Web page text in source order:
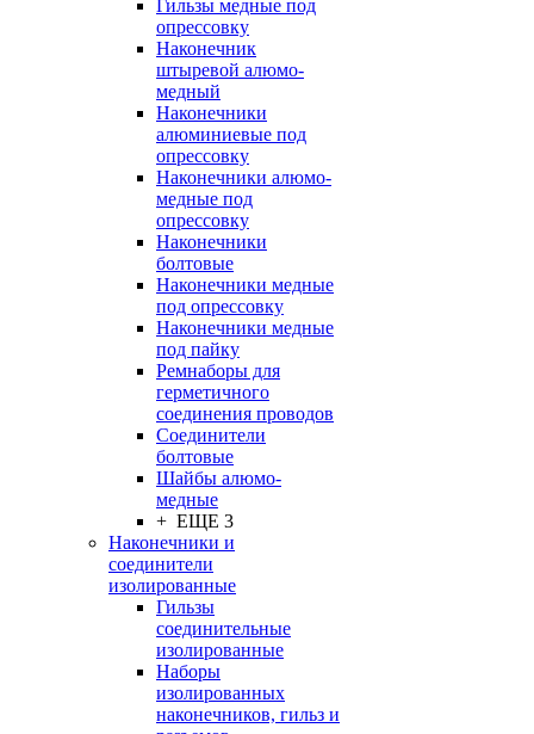
Гильзы медные под
опрессовку
Наконечник
штыревой алюмо-
медный
Наконечники
алюминиевые под
опрессовку
Наконечники алюмо-
медные под
опрессовку
Наконечники
болтовые
Наконечники медные
под опрессовку
Наконечники медные
под пайку
Ремнаборы для
герметичного
соединения проводов
Соединители
болтовые
Шайбы алюмо-
медные
+ ЕЩЕ 3
Наконечники и
соединители
изолированные
Гильзы
соединительные
изолированные
Наборы
изолированных
наконечников, гильз и